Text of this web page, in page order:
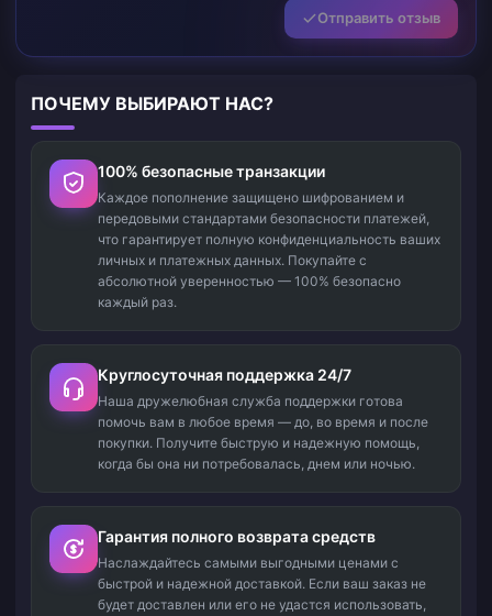
Отправить отзыв
ПОЧЕМУ ВЫБИРАЮТ НАС?
100% безопасные транзакции
Каждое пополнение защищено шифрованием и
передовыми стандартами безопасности платежей,
что гарантирует полную конфиденциальность ваших
личных и платежных данных. Покупайте с
абсолютной уверенностью — 100% безопасно
каждый раз.
Круглосуточная поддержка 24/7
Наша дружелюбная служба поддержки готова
помочь вам в любое время — до, во время и после
покупки. Получите быструю и надежную помощь,
когда бы она ни потребовалась, днем или ночью.
Гарантия полного возврата средств
Наслаждайтесь самыми выгодными ценами с
быстрой и надежной доставкой. Если ваш заказ не
будет доставлен или его не удастся использовать,